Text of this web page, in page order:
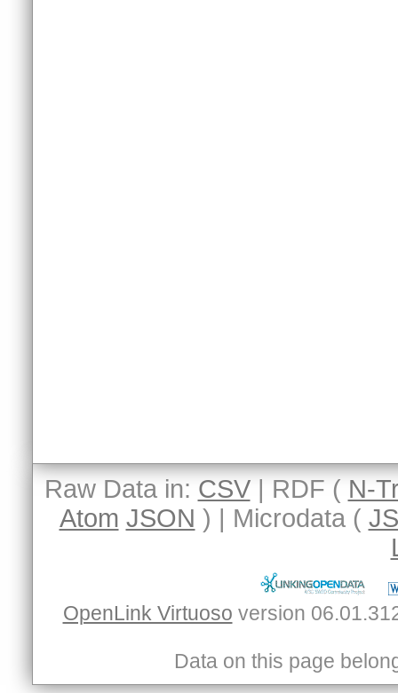
Raw Data in: CSV| RDF ( N-
Atom JSON ) | Microdata (
OpenLink Virtuoso
Data on this page